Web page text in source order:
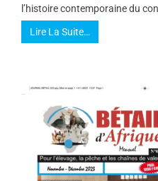
l’histoire contemporaine du
Lire La Suite…